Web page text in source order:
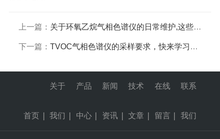
上一篇： 关于环氧乙烷气相色谱仪的日常维护,这些你一定要知道
下一篇： TVOC气相色谱仪的采样要求，快来学习一下！
首页
关于
我们
产品
中心
新闻
资讯
技术
文章
在线
留言
联系
我们